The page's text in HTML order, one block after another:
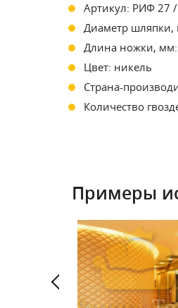
Артикул: РИФ 27 /
Диаметр шляпки,
Длина ножки,
Цвет: никель
Страна-
Количество
Примеры